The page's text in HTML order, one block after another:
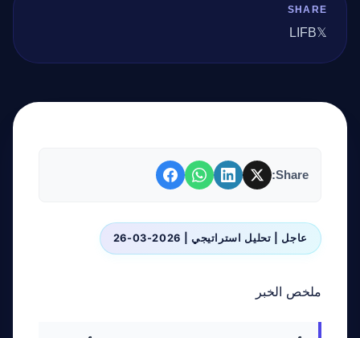
SHARE
𝕏
FB
LI
Share:
عاجل | تحليل استراتيجي | 2026-03-26
ملخص الخبر